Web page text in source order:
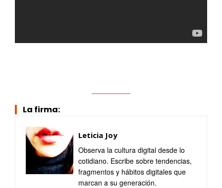
La firma:
Leticia Joy
Observa la cultura digital desde lo
cotidiano. Escribe sobre tendencias,
fragmentos y hábitos digitales que
marcan a su generación.